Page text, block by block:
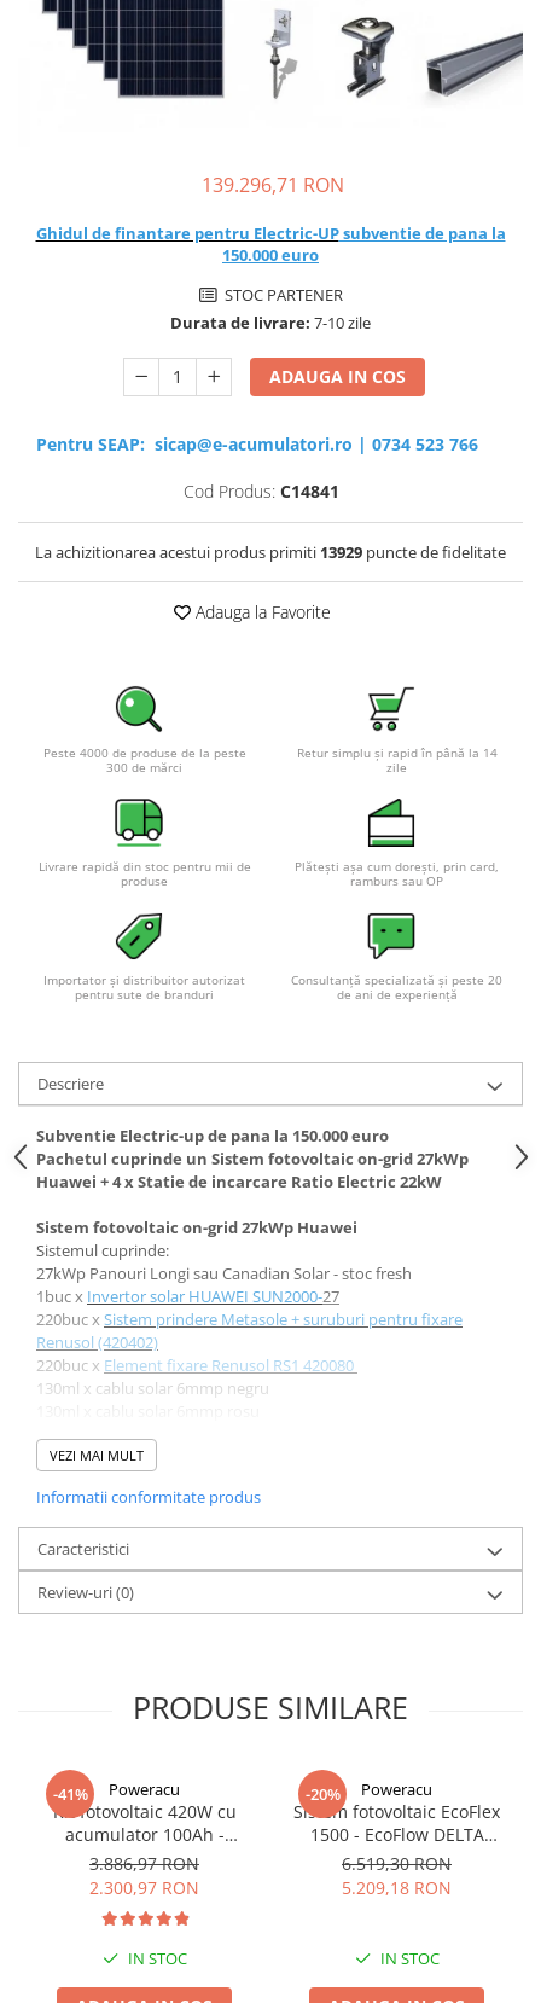
Sisteme de management (BMS)
Redresoare, incarcatoare si testere
139.296,71 RON
Ghidul de finantare pentru Electric-UPsubventie de pana la
150.000 euro
STOC PARTENER
Durata de livrare: 7-10 zile
ADAUGA IN COS
Pentru SEAP: sicap@e-acumulatori.ro | 0734 523 766
Cod Produs: C14841
La achizitionarea acestui produs primiti 13929 puncte de fidelitate
Adauga la Favorite
Peste 4000 de produse de la peste
300 de mărci
Retur simplu și rapid în până la 14
zile
Livrare rapidă din stoc pentru mii de
produse
Plătești așa cum dorești, prin card,
ramburs sau OP
Importator și distribuitor autorizat
pentru sute de branduri
Consultanță specializată și peste 20
de ani de experiență
Descriere
Subventie Electric-up de pana la 150.000 euro
Pachetul cuprinde un Sistem fotovoltaic on-grid 27kWp
Huawei + 4 x Statie de incarcare Ratio Electric 22kW
Sistem fotovoltaic on-grid 27kWp Huawei
Sistemul cuprinde:
27kWp Panouri Longi sau Canadian Solar - stoc fresh
1buc x Invertor solar HUAWEI SUN2000-27
220buc x Sistem prindere Metasole + suruburi pentru fixare
Renusol (420402)
220buc x Element fixare Renusol RS1 420080
130ml x cablu solar 6mmp negru
1buc x tablou electric complet echipat AC/DC
Huawei
Statie de incarcare Ratio Electric 22kW
Cod articol: 37831
Putere: 32A / 400V
Cablu: H07BZ5-F 5G6,00mm² + 3x0,50mm²
Box 32A/3F T2 5m
VEZI MAI MULT
Informatii conformitate produs
Caracteristici
Review-uri(0)
PRODUSE SIMILARE
-41% Poweracu
Kit fotovoltaic 420W cu
acumulator 100Ah -
utilizare 12Vcc
3.886,97 RON
2.300,97 RON
IN STOC
-20% Poweracu
Sistem fotovoltaic EcoFlex
1500 - EcoFlow DELTA
1500+Panou Solar Semi-
Flexibil SOLARFAM 100W
6.519,30 RON
5.209,18 RON
IN STOC